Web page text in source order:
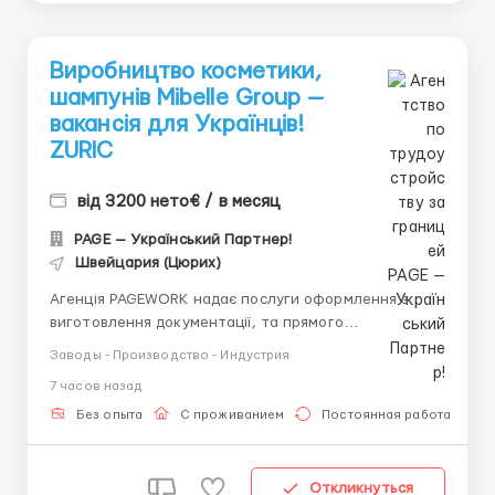
Виробництво косметики,
шампунів Mibelle Group —
вакансія для Українців!
ZURIC
від 3200 нето€ / в месяц
PAGE — Український Партнер!
Швейцария (Цюрих)
Агенція PAGEWORK надає послуги оформлення з
виготовлення документації, та прямого
підбору вакансії: Головний Рекрутер: Віталій
Шевченко Телефон для консультацій \ для підбору
Заводы - Производство - Индустрия
7 часов назад
Без опыта С проживанием Постоянная работа
Откликнуться